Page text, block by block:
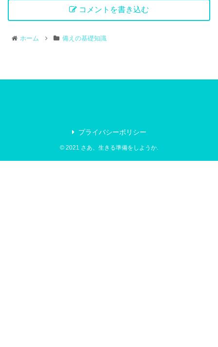
コメントを書き込む
ホーム 備えの基礎知識
プライバシーポリシー
© 2021 さあ、生きる準備をしようか.